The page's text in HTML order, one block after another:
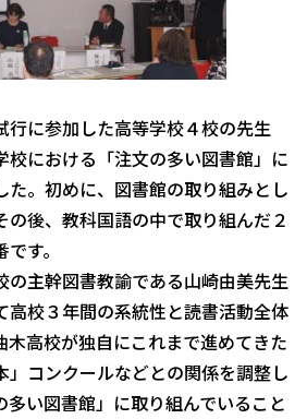
行に参加した高等学校４校の先生
校における「注文の多い図書館」に
た。初めに、図書館の取り組みとし
の後、教科国語の中で取り組んだ２
す。
の主幹図書教諭である山崎由美先生
高校３年間の系統性と読書活動全体
木高校が独自にこれまで進めてきた
」コンクールなどとの関係を調整し
多い図書館」に取り組んでいること